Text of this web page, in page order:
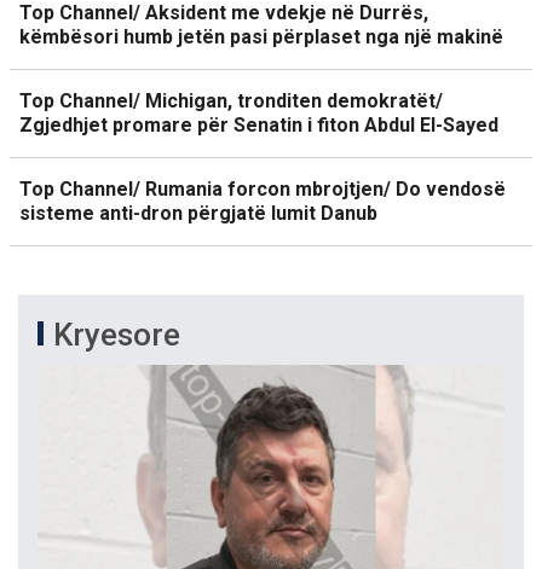
Top Channel/ Aksident me vdekje në Durrës,
këmbësori humb jetën pasi përplaset nga një makinë
Top Channel/ Michigan, tronditen demokratët/
Zgjedhjet promare për Senatin i fiton Abdul El-Sayed
Top Channel/ Rumania forcon mbrojtjen/ Do vendosë
sisteme anti-dron përgjatë lumit Danub
Kryesore